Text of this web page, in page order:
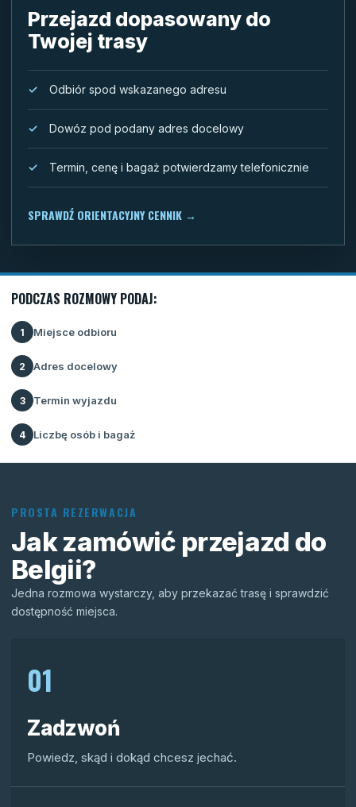
Przejazd dopasowany do
Twojej trasy
Odbiór spod wskazanego adresu
Dowóz pod podany adres docelowy
Termin, cenę i bagaż potwierdzamy telefonicznie
SPRAWDŹ ORIENTACYJNY CENNIK →
PODCZAS ROZMOWY PODAJ:
1 Miejsce odbioru
2 Adres docelowy
3 Termin wyjazdu
4 Liczbę osób i bagaż
PROSTA REZERWACJA
Jak zamówić przejazd do
Belgii?
Jedna rozmowa wystarczy, aby przekazać trasę i sprawdzić
dostępność miejsca.
01
Zadzwoń
Powiedz, skąd i dokąd chcesz jechać.